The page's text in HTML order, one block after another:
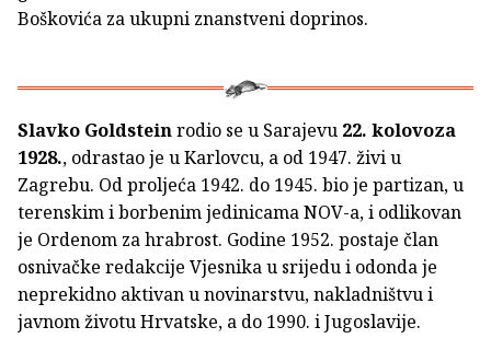
Boškovića za ukupni znanstveni doprinos.
Slavko Goldsteinrodio se u Sarajevu 22. kolovoza
1928., odrastao je u Karlovcu, a od 1947. živi u
Zagrebu. Od proljeća 1942. do 1945. bio je partizan, u
terenskim i borbenim jedinicama NOV-a, i odlikovan
je Ordenom za hrabrost. Godine 1952. postaje član
osnivačke redakcije Vjesnika u srijedu i odonda je
neprekidno aktivan u novinarstvu, nakladništvu i
javnom životu Hrvatske, a do 1990. i Jugoslavije.